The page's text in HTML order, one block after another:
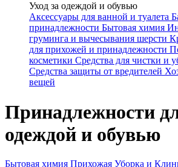
Уход за одеждой и обувью
Аксессуары для ванной и туалета
принадлежности Бытовая химия
груминга и вычесывания шерсти
для прихожей и принадлежности
косметики Средства для чистки и
Средства защиты от вредителей
вещей
Принадлежности
одеждой и обувью
Бытовая химия Прихожая Уборка и